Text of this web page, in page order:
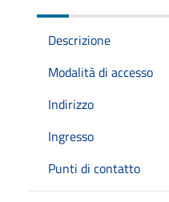
Descrizione
Modalità di accesso
Indirizzo
Ingresso
Punti di contatto